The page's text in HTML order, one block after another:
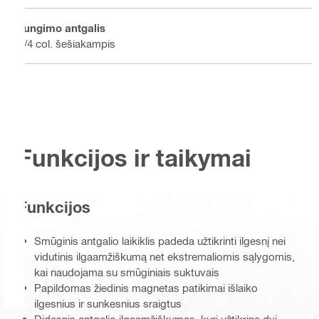
Jungimo antgalis
1/4 col. šešiakampis
Funkcijos ir taikymai
Funkcijos
Smūginis antgalio laikiklis padeda užtikrinti ilgesnį nei
vidutinis ilgaamžiškumą net ekstremaliomis sąlygomis,
kai naudojama su smūginiais suktuvais
Papildomas žiedinis magnetas patikimai išlaiko
ilgesnius ir sunkesnius sraigtus